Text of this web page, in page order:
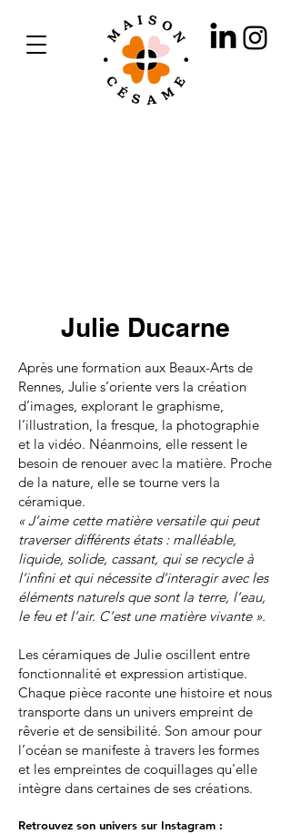
Julie Ducarne
Après une formation aux Beaux-Arts de
Rennes, Julie s’oriente vers la création
d’images, explorant le graphisme,
l’illustration, la fresque, la photographie
et la vidéo. Néanmoins, elle ressent le
besoin de renouer avec la matière. Proche
de la nature, elle se tourne vers la
céramique.
« J’aime cette matière versatile qui peut
traverser différents états : malléable,
liquide, solide, cassant, qui se recycle à
l’infini et qui nécessite d’interagir avec les
éléments naturels que sont la terre, l’eau,
le feu et l’air. C’est une matière vivante ».
Les céramiques de Julie oscillent entre
fonctionnalité et expression artistique.
Chaque pièce raconte une histoire et nous
transporte dans un univers empreint de
rêverie et de sensibilité. Son amour pour
l’océan se manifeste à travers les formes
et les empreintes de coquillages qu'elle
intègre dans certaines de ses créations.
Retrouvez son univers sur Instagram :